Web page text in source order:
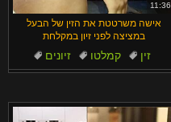
11:36
אישה משרטטת את הזין של הבעל
במציצה לפני זיון במקלחת
זיונים קמלטו
זין
שליטה
השפלה